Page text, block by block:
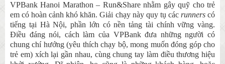
VPBank Hanoi Marathon – Run&Share nhằm gây quỹ cho trẻ
em có hoàn cảnh khó khăn. Giải chạy này quy tụ các runnerscó
tiếng tại Hà Nội, phần lớn có nền tảng tài chính vững vàng.
Điều đáng nói, cách làm của VPBank đưa những người có
chung chí hướng (yêu thích chạy bộ, mong muốn đóng góp cho
trẻ em) xích lại gần nhau, cùng chung tay làm điều thương hiệu